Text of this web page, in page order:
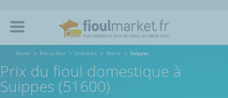
Accueil Prix du fioul Grand-Est Marne Suippes
Prix du fioul domestique à
Suippes (51600)